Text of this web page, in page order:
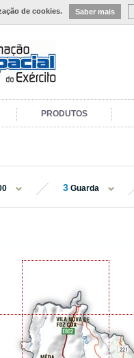
de cookies. Saber mais
PRODUTOS
3 Guarda